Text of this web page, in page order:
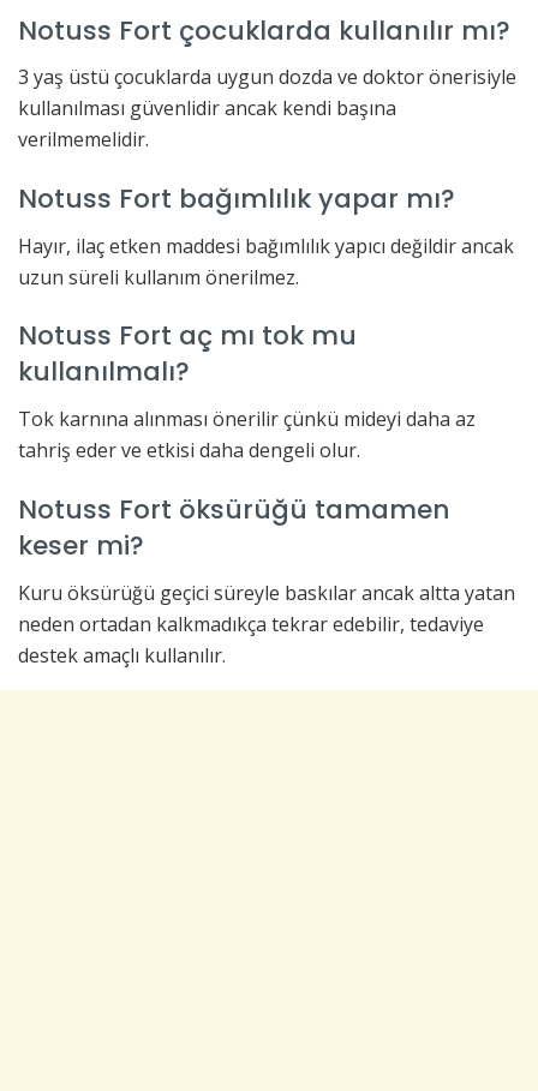
Notuss Fort çocuklarda kullanılır mı?
3 yaş üstü çocuklarda uygun dozda ve doktor önerisiyle
kullanılması güvenlidir ancak kendi başına
verilmemelidir.
Notuss Fort bağımlılık yapar mı?
Hayır, ilaç etken maddesi bağımlılık yapıcı değildir ancak
uzun süreli kullanım önerilmez.
Notuss Fort aç mı tok mu
kullanılmalı?
Tok karnına alınması önerilir çünkü mideyi daha az
tahriş eder ve etkisi daha dengeli olur.
Notuss Fort öksürüğü tamamen
keser mi?
Kuru öksürüğü geçici süreyle baskılar ancak altta yatan
neden ortadan kalkmadıkça tekrar edebilir, tedaviye
destek amaçlı kullanılır.